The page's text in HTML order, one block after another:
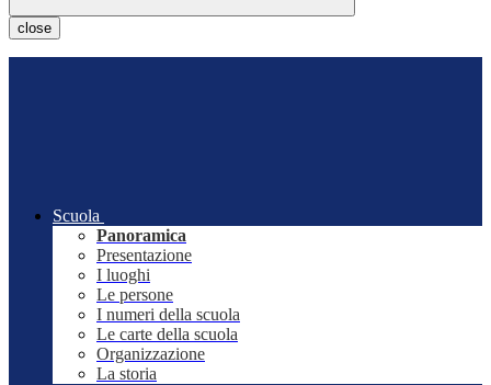
close
Scuola
Panoramica
Presentazione
I luoghi
Le persone
I numeri della scuola
Le carte della scuola
Organizzazione
La storia